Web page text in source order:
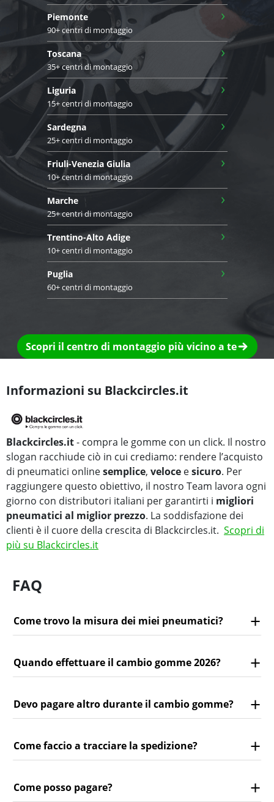
Piemonte
90+ centri di montaggio
›
Toscana
35+ centri di montaggio
›
Liguria
15+ centri di montaggio
›
Sardegna
25+ centri di montaggio
›
Friuli-Venezia Giulia
10+ centri di montaggio
›
Marche
25+ centri di montaggio
›
Trentino-Alto Adige
10+ centri di montaggio
›
Puglia
60+ centri di montaggio
›
Scopri il centro di montaggio più vicino a te
Informazioni su Blackcircles.it
Blackcircles.it- compra le gomme con un click. Il nostro
slogan racchiude ciò in cui crediamo: rendere l’acquisto
di pneumatici onlinesemplice, veloce esicuro. Per
raggiungere questo obiettivo, il nostro Team lavora ogni
giorno con distributori italiani per garantirti i migliori
pneumatici al miglior prezzo. La soddisfazione dei
clienti è il cuore della crescita di Blackcircles.it. Scopri di
più su Blackcircles.it
FAQ
Come trovo la misura dei miei pneumatici?
Quando effettuare il cambio gomme 2026?
Devo pagare altro durante il cambio gomme?
Come faccio a tracciare la spedizione?
Come posso pagare?